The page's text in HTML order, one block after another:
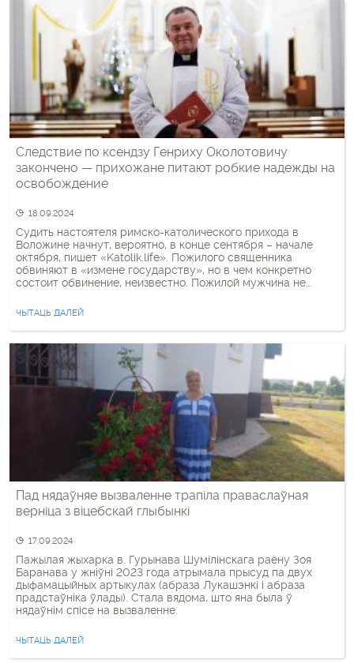
Следствие по ксендзу Генриху Околотовичу
закончено — прихожане питают робкие надежды на
освобождение
18.09.2024
Судить настоятеля римско-католического прихода в
Воложине начнут, вероятно, в конце сентября – начале
октября, пишет «Katolik.life». Пожилого священника
обвиняют в «измене государству», но в чем конкретно
состоит обвинение, неизвестно. Пожилой мужчина не
на исход дела может повлиять состоявшаяся месяц назад
встреча Апостольского нунция архиепископа Анте Йозича
и […]
ЧЫТАЦЬ ДАЛЕЙ
Пад нядаўняе вызваленне трапіла праваслаўная
верніца з віцебскай глыбынкі
17.09.2024
Пажылая жыхарка в. Гурынава Шумілінскага раёну Зоя
Баранава у жніўні 2023 года атрымала прысуд па двух
дыфамацыйных артыкулах (абраза Лукашэнкі і абраза
прадстаўніка ўлады). Стала вядома, што яна была ў
нядаўнім спісе на вызваленне.
ЧЫТАЦЬ ДАЛЕЙ